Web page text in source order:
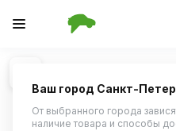
1/1
Очиститель дисков
1 126 ₽
Ваш город Санкт-
От выбранного города
наличие товара и способы